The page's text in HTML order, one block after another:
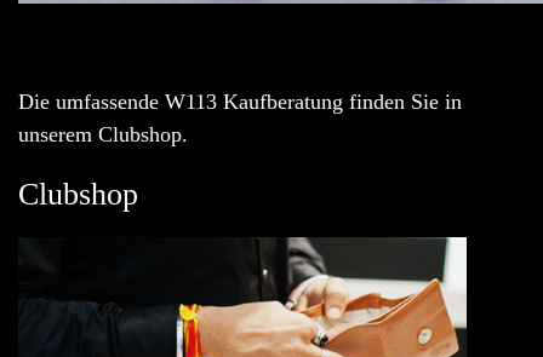
Die umfassende W113 Kaufberatung finden Sie in
unserem Clubshop.
Clubshop